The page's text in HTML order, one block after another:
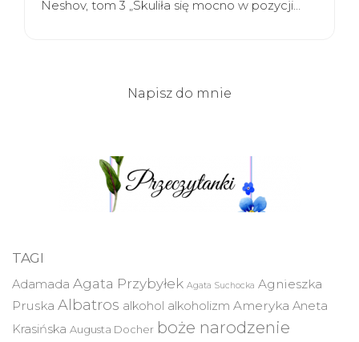
Neshov, tom 3 „Skuliła się mocno w pozycji…
Napisz do mnie
TAGI
Adamada Agata Przybyłek Agata Suchocka Agnieszka
Pruska Albatros alkohol alkoholizm Ameryka Aneta
Krasińska Augusta Docher boże narodzenie